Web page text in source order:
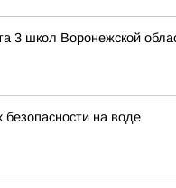
3 школ Воронежской
на воде